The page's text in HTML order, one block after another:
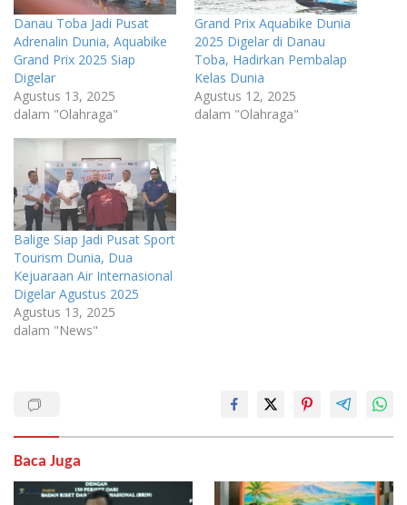
Danau Toba Jadi Pusat
Adrenalin Dunia, Aquabike
Grand Prix 2025 Siap
Digelar
Agustus 13, 2025
dalam "Olahraga"
Grand Prix Aquabike Dunia
2025 Digelar di Danau
Toba, Hadirkan Pembalap
Kelas Dunia
Agustus 12, 2025
dalam "Olahraga"
Balige Siap Jadi Pusat Sport
Tourism Dunia, Dua
Kejuaraan Air Internasional
Digelar Agustus 2025
Agustus 13, 2025
dalam "News"
Baca Juga